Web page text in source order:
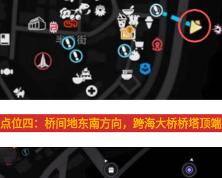
点位四：桥间地东南方向，跨海大桥桥塔顶端